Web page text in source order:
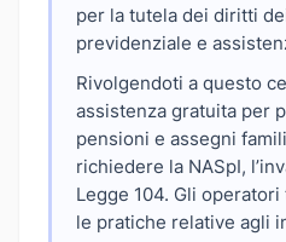
per la tutela dei diritti
previdenziale e
Rivolgendoti a questo
assistenza gratuita per
pensioni e assegni
richiedere la NASpI,
Legge 104. Gli
le pratiche relative agli